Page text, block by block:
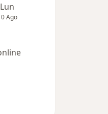
Lun
Ago